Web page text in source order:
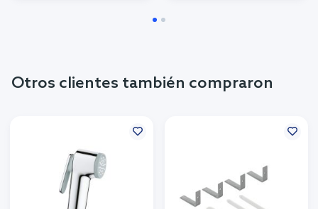
Otros clientes también compraron